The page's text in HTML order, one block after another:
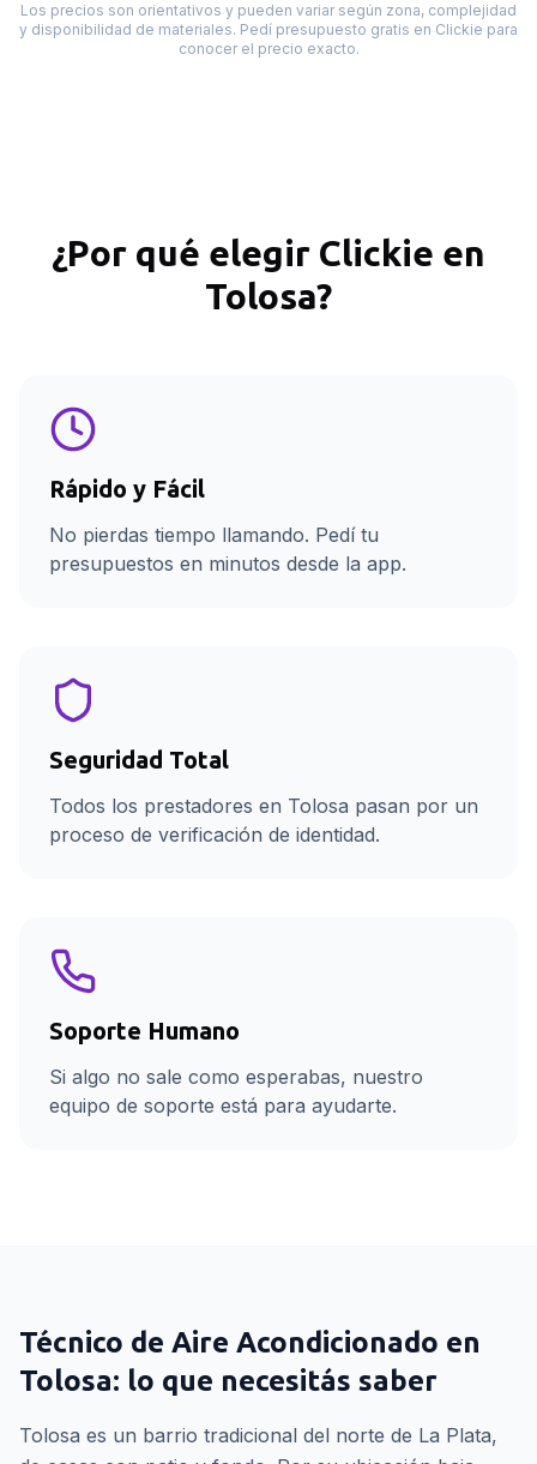
Los precios son orientativos y pueden variar según zona, complejidad
y disponibilidad de materiales. Pedí presupuesto gratis en Clickie para
conocer el precio exacto.
¿Por qué elegir Clickie en
Tolosa?
Rápido y Fácil
No pierdas tiempo llamando. Pedí tu
presupuestos en minutos desde la app.
Seguridad Total
Todos los prestadores en Tolosa pasan por un
proceso de verificación de identidad.
Soporte Humano
Si algo no sale como esperabas, nuestro
equipo de soporte está para ayudarte.
Técnico de Aire Acondicionado en
Tolosa: lo que necesitás saber
Tolosa es un barrio tradicional del norte de La Plata,